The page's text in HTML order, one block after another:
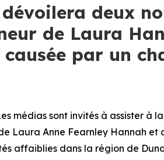
deux
de Laura
par un
médias sont invités à assister
Laura Anne Fearnley Hannah
affaiblies dans la région de